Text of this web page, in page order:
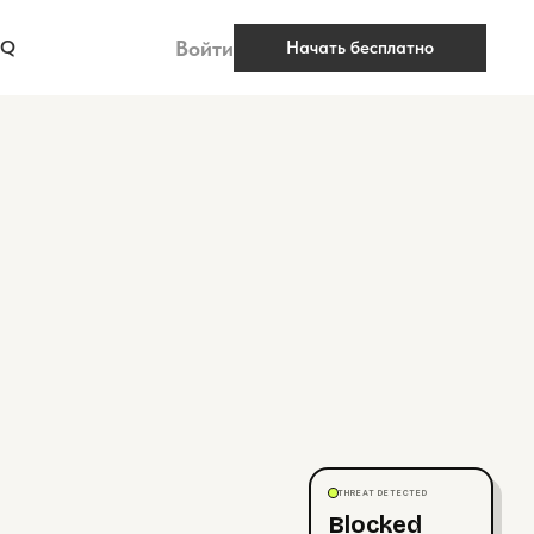
Войти Начать бесплатно
THREAT DETECTED
Blocked